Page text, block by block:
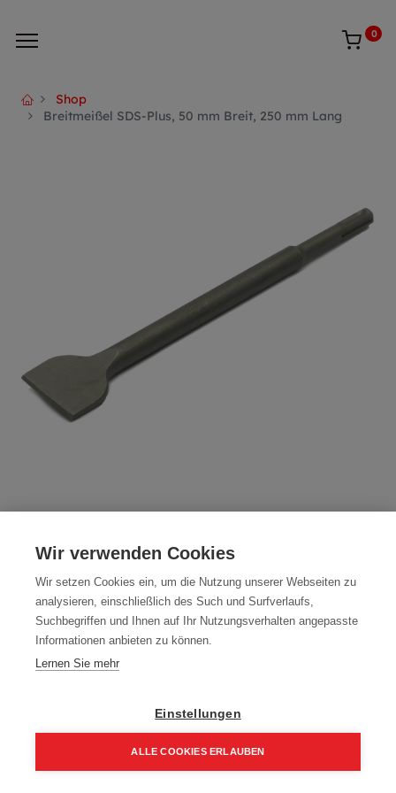
0
Shop
Breitmeißel SDS-Plus, 50 mm Breit, 250 mm Lang
mm Lang
Artikelnummer:00159
5,57€ 7,42€
6,68 € inkl. Mwst
5,57 € / Stk.
In den Einkaufskorb
Wir verwenden Cookies
Wir setzen Cookies ein, um die Nutzung unserer Webseiten zu
analysieren, einschließlich des Such und Surfverlaufs,
Suchbegriffen und Ihnen auf Ihr Nutzungsverhalten angepasste
Informationen anbieten zu können.
Lernen Sie mehr
Einstellungen
ALLE COOKIES ERLAUBEN